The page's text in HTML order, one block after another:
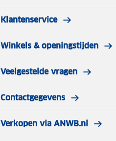
Klantenservice
Winkels & openingstijden
Veelgestelde vragen
Contactgegevens
Verkopen via ANWB.nl